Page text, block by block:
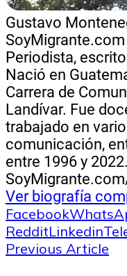
Gustavo
SoyMigrante.com
Periodista,
Nació en
Carrera de
Landívar. Fue
trabajado en
comunicación,
entre 1996 y
Ver biografía
Facebook
RedditLinkedin
Previous Article